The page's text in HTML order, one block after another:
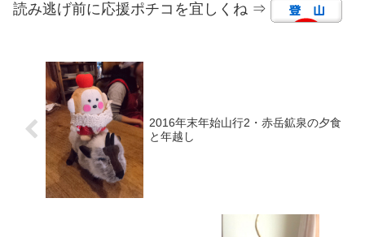
読み逃げ前に応援ポチコを宜しくね ⇒
2016年末年始山行2・赤岳鉱泉の夕食
と年越し